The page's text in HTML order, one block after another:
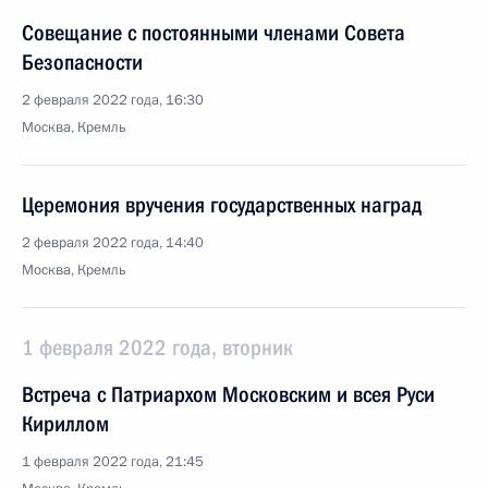
Совещание с постоянными членами Совета
Безопасности
2 февраля 2022 года, 16:30
Москва, Кремль
Церемония вручения государственных наград
2 февраля 2022 года, 14:40
Москва, Кремль
1 февраля 2022 года, вторник
Встреча с Патриархом Московским и всея Руси
Кириллом
1 февраля 2022 года, 21:45